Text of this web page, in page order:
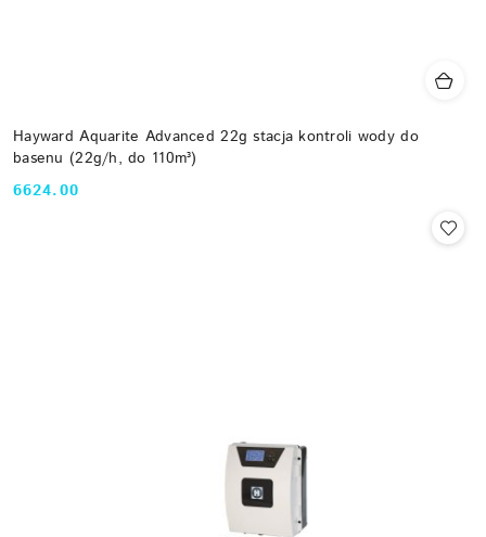
Hayward Aquarite Advanced 22g stacja kontroli wody do
basenu (22g/h, do 110m³)
Cena:
6624.00